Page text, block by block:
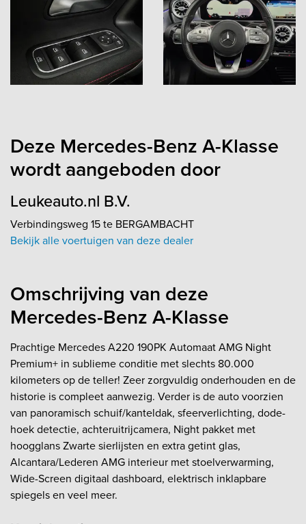
Deze Mercedes-Benz A-Klasse
wordt aangeboden door
Leukeauto.nl B.V.
Verbindingsweg 15 te BERGAMBACHT
Bekijk alle voertuigen van deze dealer
Omschrijving van deze
Mercedes-Benz A-Klasse
Prachtige Mercedes A220 190PK Automaat AMG Night
Premium+ in sublieme conditie met slechts 80.000
kilometers op de teller! Zeer zorgvuldig onderhouden en de
historie is compleet aanwezig. Verder is de auto voorzien
van panoramisch schuif/kanteldak, sfeerverlichting, dode-
hoek detectie, achteruitrijcamera, Night pakket met
hoogglans Zwarte sierlijsten en extra getint glas,
Alcantara/Lederen AMG interieur met stoelverwarming,
Wide-Screen digitaal dashboard, elektrisch inklapbare
spiegels en veel meer.